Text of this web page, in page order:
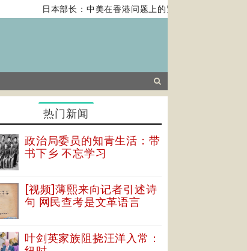
日本部长：中美在香港问题上的紧张关系对全球经济构
热门新闻
政治局委员的知青生活：带
书下乡 不忘学习
[视频]薄熙来向记者引述诗
句 网民查考是文革语言
叶剑英家族阻挠汪洋入常：